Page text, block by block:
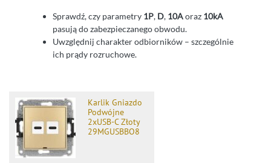
Sprawdź, czy parametry 1P, D, 10Aoraz 10kA
pasują do zabezpieczanego obwodu.
Uwzględnij charakter odbiorników – szczególnie
ich prądy rozruchowe.
Karlik Gniazdo
Podwójne
2xUSB-C Złoty
29MGUSBBO8